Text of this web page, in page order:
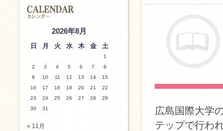
広島国際大学
テップで行わ
2026年8月
日 月 火 水 木 金 土
1
2
3 4 5 6 7
8
9
10 11 12 13 14
15
16
17 18 19 20 21
22
23
24 25 26 27 28
29
30
31
« 11月